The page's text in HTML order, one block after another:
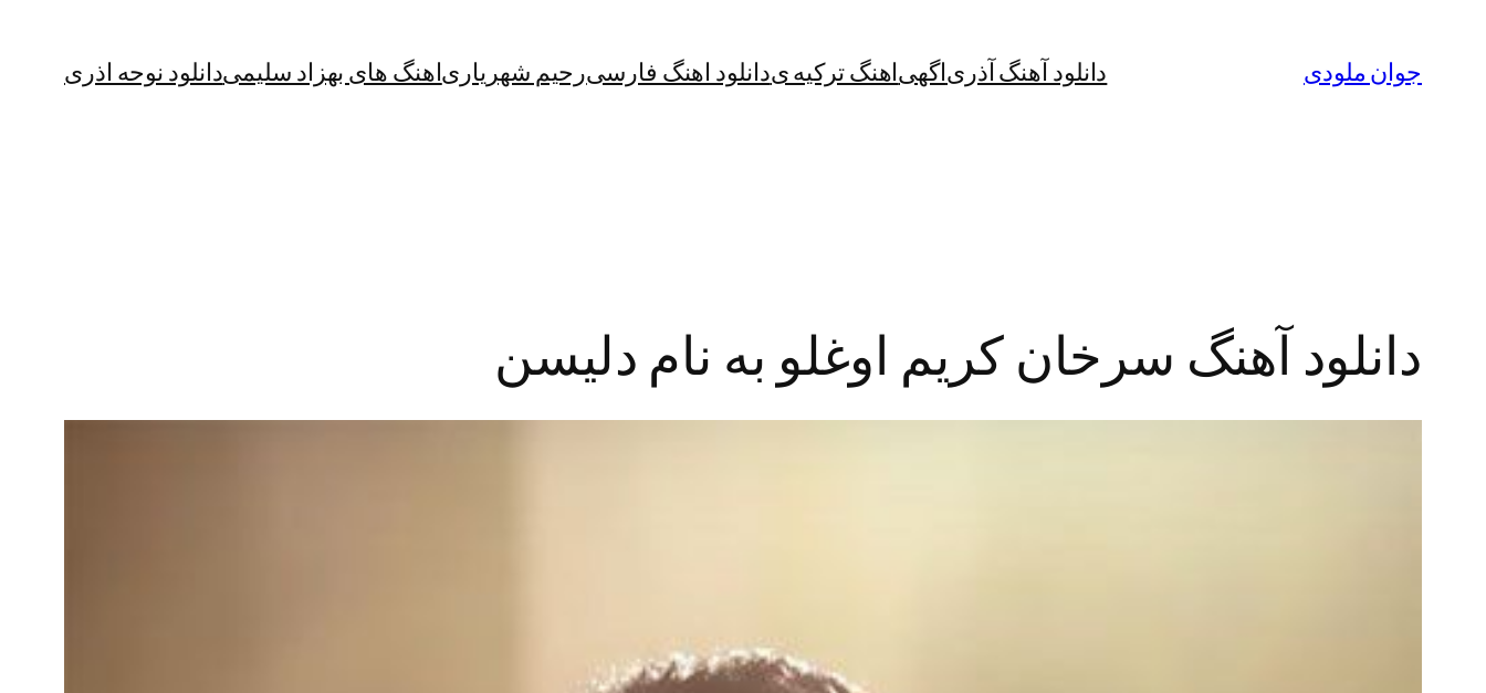
جوان ملودی دانلود آهنگ آذریاگهیاهنگ ترکیه یدانلود اهنگ فارسیرحیم شهریاریاهنگ های بهزاد سلیمیدانلود نوحه اذری
دانلود آهنگ سرخان کریم اوغلو به نام دلیسن